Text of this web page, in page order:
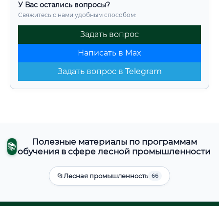
У Вас остались вопросы?
Свяжитесь с нами удобным способом:
Задать вопрос
Написать в Max
Задать вопрос в Telegram
📚
Полезные материалы по программам
обучения в сфере лесной промышленности
📂Лесная промышленность 66